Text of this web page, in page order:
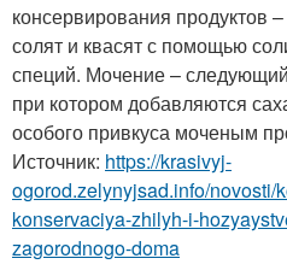
консервирования продуктов
солят и квасят с помощью
специй. Мочение –
при котором добавляются
особого привкуса моченым
Источник: https://krasivyj-
ogorod.zelynyjsad.info/novosti/
konservaciya-zhilyh-i-
zagorodnogo-doma